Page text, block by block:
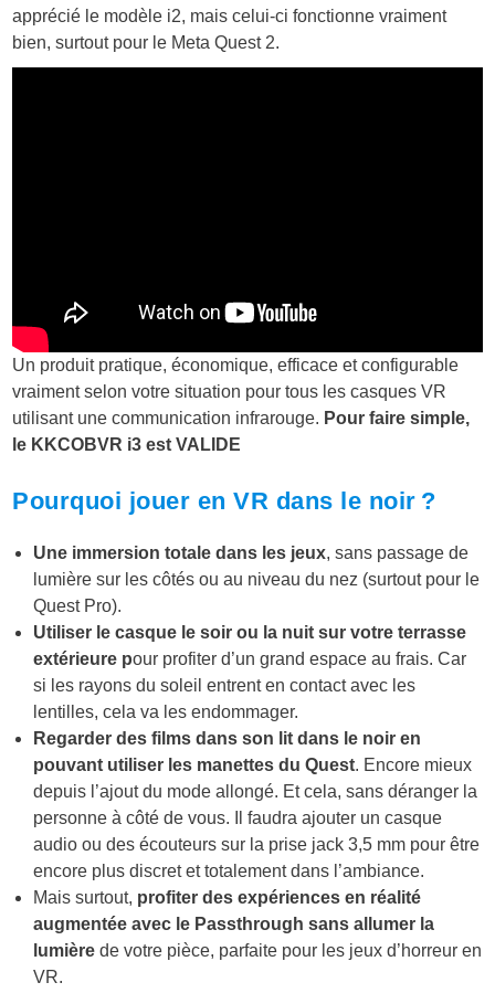
apprécié le modèle i2, mais celui-ci fonctionne vraiment
bien, surtout pour le Meta Quest 2.
Un produit pratique, économique, efficace et configurable
vraiment selon votre situation pour tous les casques VR
utilisant une communication infrarouge. Pour faire simple,
le KKCOBVR i3 est VALIDE
Pourquoi jouer en VR dans le noir ?
Une immersion totale dans les jeux, sans passage de
lumière sur les côtés ou au niveau du nez (surtout pour le
Quest Pro).
Utiliser le casque le soir ou la nuit sur votre terrasse
extérieure pour profiter d’un grand espace au frais. Car
si les rayons du soleil entrent en contact avec les
lentilles, cela va les endommager.
Regarder des films dans son lit dans le noir en
pouvant utiliser les manettes du Quest. Encore mieux
depuis l’ajout du mode allongé. Et cela, sans déranger la
personne à côté de vous. Il faudra ajouter un casque
audio ou des écouteurs sur la prise jack 3,5 mm pour être
encore plus discret et totalement dans l’ambiance.
Mais surtout, profiter des expériences en réalité
augmentée avec le Passthrough sans allumer la
lumière de votre pièce, parfaite pour les jeux d’horreur en
VR.